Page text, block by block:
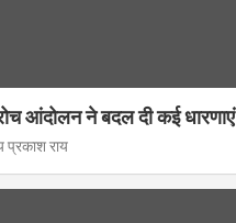
आंदोलन ने बदल दी कई धारणाएं
प्रकाश राय